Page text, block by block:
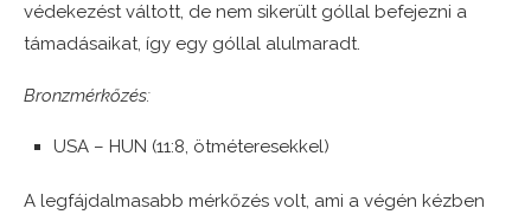
védekezést váltott, de nem sikerült góllal befejezni a
támadásaikat, így egy góllal alulmaradt.
Bronzmérkőzés:
USA – HUN (11:8, ötméteresekkel)
A legfájdalmasabb mérkőzés volt, ami a végén kézben